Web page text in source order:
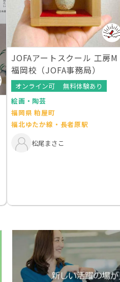
JOFAアートスクール 工房M
福岡校（JOFA事務局）
オンライン可
無料体験あり
絵画・陶芸
福岡県 粕屋町
福北ゆたか線・長者原駅
松尾まさこ